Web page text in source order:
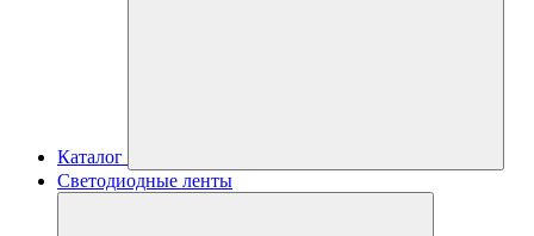
Каталог
Светодиодные ленты